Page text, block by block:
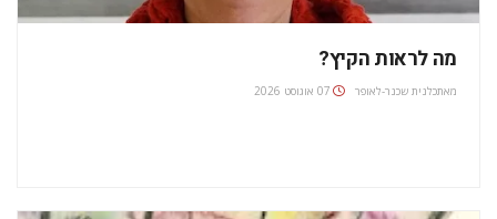
מה לראות הקיץ?
מאתכלנית שכנר-לאופר 07 אוגוסט 2026